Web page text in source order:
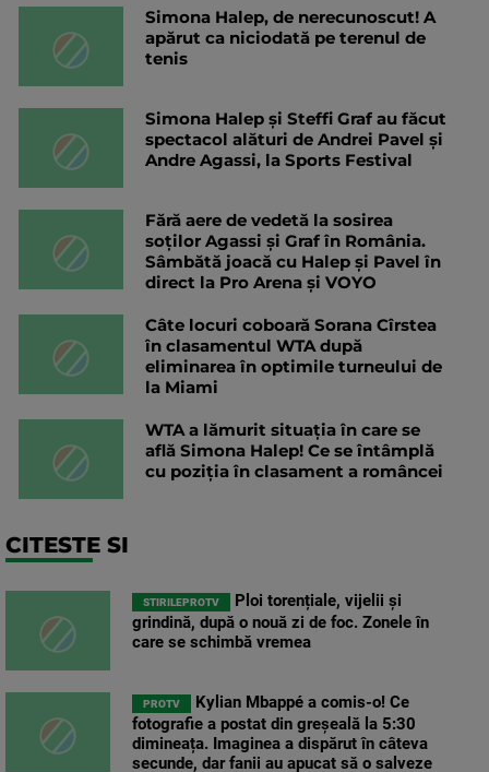
Simona Halep, de nerecunoscut! A
apărut ca niciodată pe terenul de
tenis
Simona Halep și Steffi Graf au făcut
spectacol alături de Andrei Pavel și
Andre Agassi, la Sports Festival
Fără aere de vedetă la sosirea
soților Agassi și Graf în România.
Sâmbătă joacă cu Halep și Pavel în
direct la Pro Arena și VOYO
Câte locuri coboară Sorana Cîrstea
în clasamentul WTA după
eliminarea în optimile turneului de
la Miami
WTA a lămurit situația în care se
află Simona Halep! Ce se întâmplă
cu poziția în clasament a româncei
CITESTE SI
STIRILEPROTV
Ploi torențiale, vijelii și
grindină, după o nouă zi de foc. Zonele în
care se schimbă vremea
PROTV
Kylian Mbappé a comis-o! Ce
fotografie a postat din greșeală la 5:30
dimineața. Imaginea a dispărut în câteva
secunde, dar fanii au apucat să o salveze